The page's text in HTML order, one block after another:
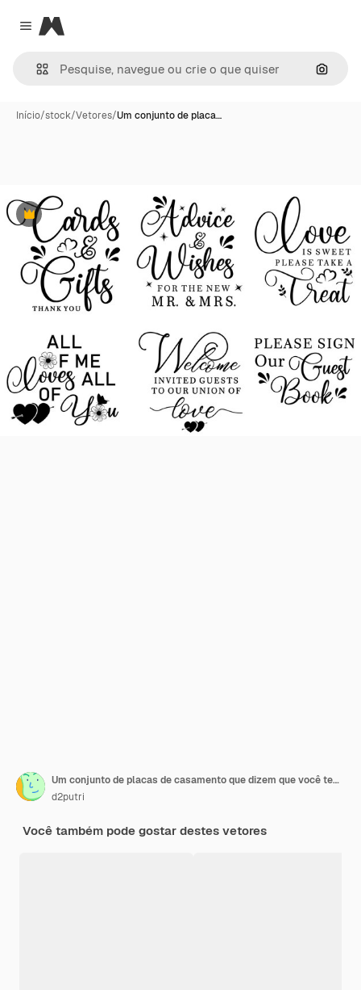
Close menu
Magnific
Início/stock/Vetores/Um conjunto de placa…
Premium
Um conjunto de placas de casamento que dizem que você tem meu coração.
d2putri
Você também pode gostar destes vetores